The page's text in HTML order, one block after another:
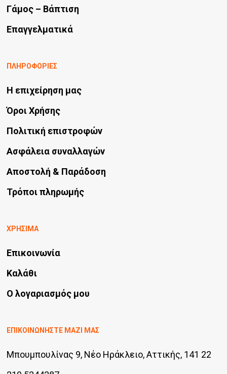
προϊόντος
Γάμος – Βάπτιση
Επαγγελματικά
ΠΛΗΡΟΦΟΡΙΕΣ
Η επιχείρηση μας
Όροι Χρήσης
Πολιτική επιστροφών
Ασφάλεια συναλλαγών
Αποστολή & Παράδοση
Τρόποι πληρωμής
ΧΡΗΣΙΜΑ
Επικοινωνία
Καλάθι
Ο λογαριασμός μου
ΕΠΙΚΟΙΝΩΝΗΣΤΕ ΜΑΖΙ ΜΑΣ
Μπουμπουλίνας 9, Νέο Ηράκλειο, Αττικής, 141 22